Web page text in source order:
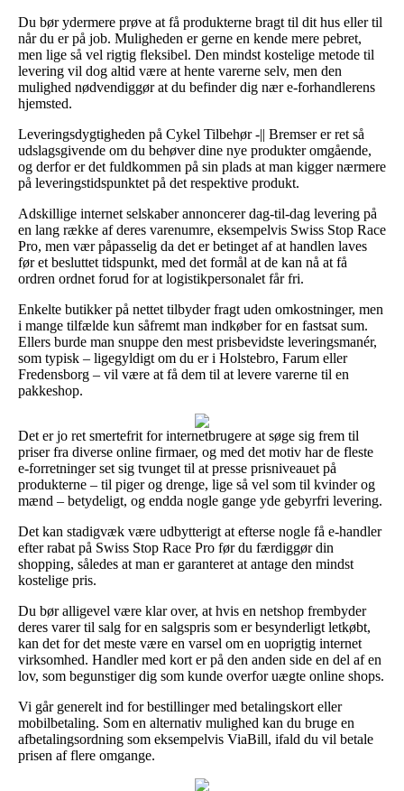
Du bør ydermere prøve at få produkterne bragt til dit hus eller til
når du er på job. Muligheden er gerne en kende mere pebret,
men lige så vel rigtig fleksibel. Den mindst kostelige metode til
levering vil dog altid være at hente varerne selv, men den
mulighed nødvendiggør at du befinder dig nær e-forhandlerens
hjemsted.
Leveringsdygtigheden på Cykel Tilbehør -|| Bremser er ret så
udslagsgivende om du behøver dine nye produkter omgående,
og derfor er det fuldkommen på sin plads at man kigger nærmere
på leveringstidspunktet på det respektive produkt.
Adskillige internet selskaber annoncerer dag-til-dag levering på
en lang række af deres varenumre, eksempelvis Swiss Stop Race
Pro, men vær påpasselig da det er betinget af at handlen laves
før et besluttet tidspunkt, med det formål at de kan nå at få
ordren ordnet forud for at logistikpersonalet får fri.
Enkelte butikker på nettet tilbyder fragt uden omkostninger, men
i mange tilfælde kun såfremt man indkøber for en fastsat sum.
Ellers burde man snuppe den mest prisbevidste leveringsmanér,
som typisk – ligegyldigt om du er i Holstebro, Farum eller
Fredensborg – vil være at få dem til at levere varerne til en
pakkeshop.
Det er jo ret smertefrit for internetbrugere at søge sig frem til
priser fra diverse online firmaer, og med det motiv har de fleste
e-forretninger set sig tvunget til at presse prisniveauet på
produkterne – til piger og drenge, lige så vel som til kvinder og
mænd – betydeligt, og endda nogle gange yde gebyrfri levering.
Det kan stadigvæk være udbytterigt at efterse nogle få e-handler
efter rabat på Swiss Stop Race Pro før du færdiggør din
shopping, således at man er garanteret at antage den mindst
kostelige pris.
Du bør alligevel være klar over, at hvis en netshop frembyder
deres varer til salg for en salgspris som er besynderligt letkøbt,
kan det for det meste være en varsel om en uoprigtig internet
virksomhed. Handler med kort er på den anden side en del af en
lov, som begunstiger dig som kunde overfor uægte online shops.
Vi går generelt ind for bestillinger med betalingskort eller
mobilbetaling. Som en alternativ mulighed kan du bruge en
afbetalingsordning som eksempelvis ViaBill, ifald du vil betale
prisen af flere omgange.